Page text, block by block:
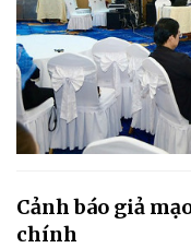
Cảnh báo giả
chính